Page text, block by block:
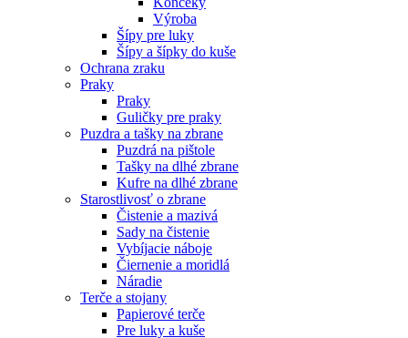
Výroba
Šípy pre luky
Šípy a šípky do kuše
Ochrana zraku
Praky
Praky
Guličky pre praky
Puzdra a tašky na zbrane
Puzdrá na pištole
Tašky na dlhé zbrane
Kufre na dlhé zbrane
Starostlivosť o zbrane
Čistenie a mazivá
Sady na čistenie
Vybíjacie náboje
Čiernenie a moridlá
Náradie
Terče a stojany
Papierové terče
Pre luky a kuše